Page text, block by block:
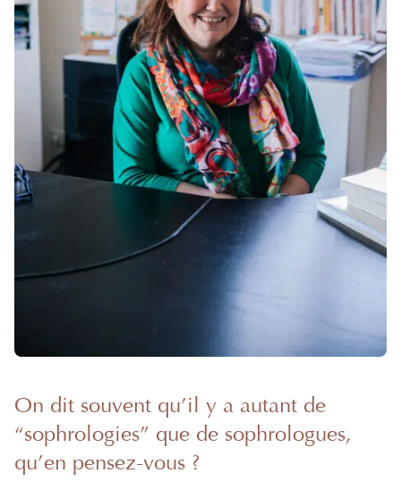
On dit souvent qu’il y a autant de
“sophrologies” que de sophrologues,
qu’en pensez-vous ?